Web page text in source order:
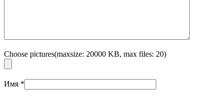
Choose pictures(maxsize: 20000 KB, max files: 20)
Имя *